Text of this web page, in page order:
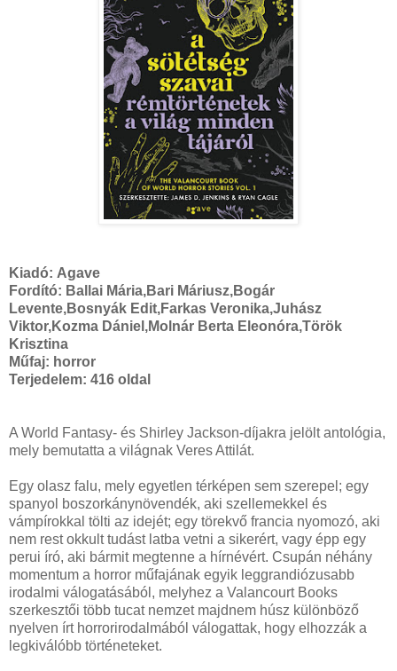
Kiadó: Agave
Fordító: Ballai Mária,Bari Máriusz,Bogár
Levente,Bosnyák Edit,Farkas Veronika,Juhász
Viktor,Kozma Dániel,Molnár Berta Eleonóra,Török
Krisztina
Műfaj: horror
Terjedelem: 416 oldal
A World Fantasy- és Shirley Jackson-díjakra jelölt antológia,
mely bemutatta a világnak Veres Attilát.
Egy olasz falu, mely egyetlen térképen sem szerepel; egy
spanyol boszorkánynövendék, aki szellemekkel és
vámpírokkal tölti az idejét; egy törekvő francia nyomozó, aki
nem rest okkult tudást latba vetni a sikerért, vagy épp egy
perui író, aki bármit megtenne a hírnévért. Csupán néhány
momentum a horror műfajának egyik leggrandiózusabb
irodalmi válogatásából, melyhez a Valancourt Books
szerkesztői több tucat nemzet majdnem húsz különböző
nyelven írt horrorirodalmából válogattak, hogy elhozzák a
legkiválóbb történeteket.